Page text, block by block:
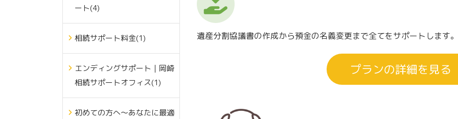
ート(4)
相続サポート料金(1)
エンディングサポート｜岡崎
相続サポートオフィス(1)
初めての方へ～あなたに最適
遺産分割協議書の作成から預金の名義変更まで全てをサポートします。
プランの詳細を見る